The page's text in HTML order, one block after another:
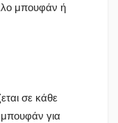
μπουφάν ή
σε κάθε
μπουφάν για